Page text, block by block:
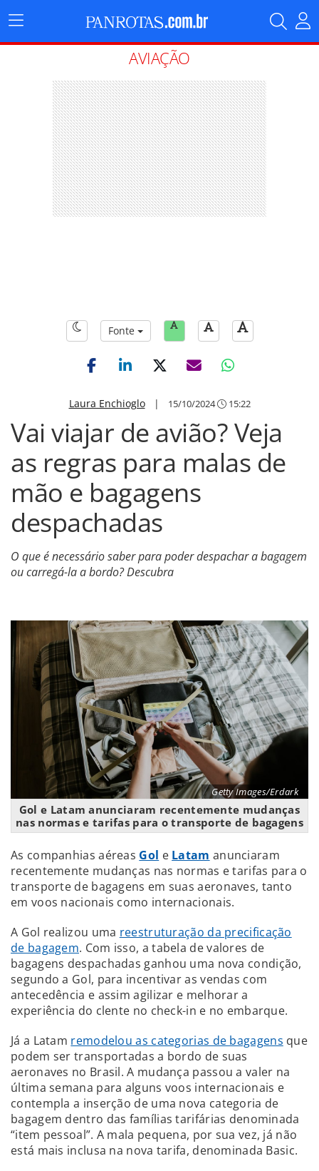
Menu
Principal
AVIAÇÃO
Fonte
Laura Enchioglo| 15/10/2024 15:22
Vai viajar de avião? Veja
as regras para malas de
mão e bagagens
despachadas
O que é necessário saber para poder despachar a bagagem
ou carregá-la a bordo? Descubra
Getty Images/Erdark
Gol e Latam anunciaram recentemente mudanças
nas normas e tarifas para o transporte de bagagens
As companhias aéreas Gol e Latam anunciaram
recentemente mudanças nas normas e tarifas para o
transporte de bagagens em suas aeronaves, tanto
em voos nacionais como internacionais.
A Gol realizou uma reestruturação da precificação
de bagagem. Com isso, a tabela de valores de
bagagens despachadas ganhou uma nova condição,
segundo a Gol, para incentivar as vendas com
antecedência e assim agilizar e melhorar a
experiência do clente no check-in e no embarque.
Já a Latam remodelou as categorias de bagagens que
podem ser transportadas a bordo de suas
aeronaves no Brasil. A mudança passou a valer na
última semana para alguns voos internacionais e
contempla a inserção de uma nova categoria de
bagagem dentro das famílias tarifárias denominada
“item pessoal”. A mala pequena, por sua vez, já não
está mais inclusa na nova tarifa, denominada Basic.